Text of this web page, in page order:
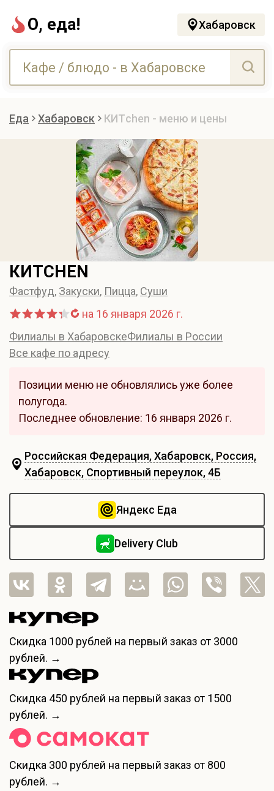
О, еда! Хабаровск
Еда Хабаровск КИТchen - меню и цены
КИТCHEN
Фастфуд, Закуски, Пицца, Суши
на 16 января 2026 г.
Филиалы в ХабаровскеФилиалы в России
Все кафе по адресу
Позиции меню не обновлялись уже более
полугода.
Последнее обновление: 16 января 2026 г.
Российская Федерация, Хабаровск, Россия,
Хабаровск, Спортивный переулок, 4Б
Яндекс Еда
Delivery Club
Скидка 1000 рублей на первый заказ от 3000
рублей. →
Скидка 450 рублей на первый заказ от 1500
рублей. →
Скидка 300 рублей на первый заказ от 800
рублей. →